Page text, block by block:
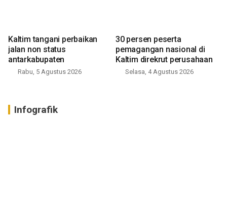
Kaltim tangani perbaikan
jalan non status
antarkabupaten
Rabu, 5 Agustus 2026
30 persen peserta
pemagangan nasional di
Kaltim direkrut perusahaan
Selasa, 4 Agustus 2026
Infografik